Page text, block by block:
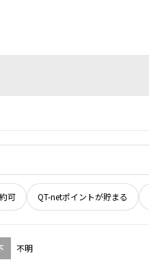
可 QT-netポイントが貯まる
不明